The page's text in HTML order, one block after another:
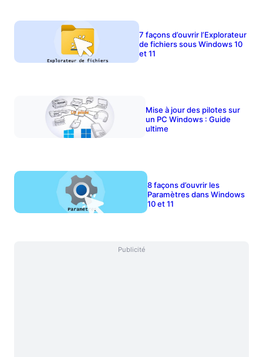
7 façons d’ouvrir l’Explorateur
de fichiers sous Windows 10
et 11
Mise à jour des pilotes sur
un PC Windows : Guide
ultime
8 façons d’ouvrir les
Paramètres dans Windows
10 et 11
Publicité